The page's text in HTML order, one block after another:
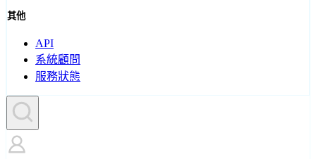
其他
API
系統顧問
服務狀態